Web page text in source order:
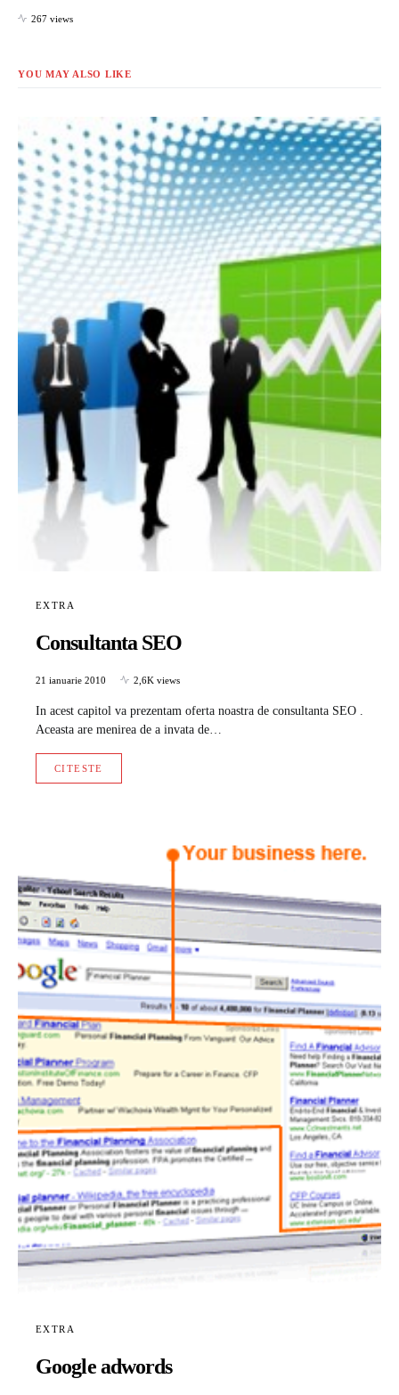
267 views
YOU MAY ALSO LIKE
EXTRA
Consultanta SEO
21 ianuarie 2010 2,6K views
In acest capitol va prezentam oferta noastra de consultanta SEO .
Aceasta are menirea de a invata de…
CITESTE
EXTRA
Google adwords